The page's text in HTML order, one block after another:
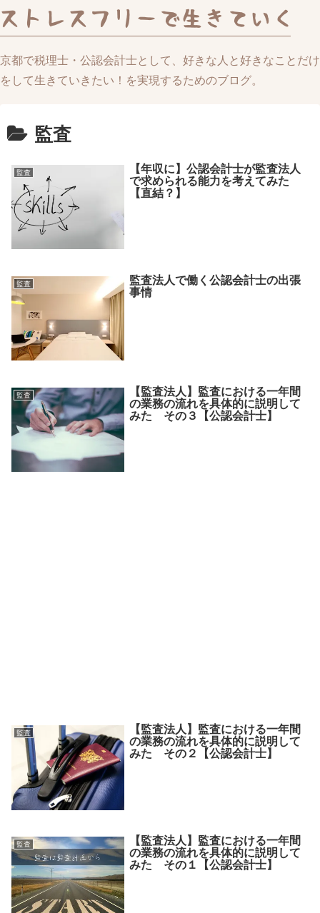
京都で税理士・公認会計士として、好きな人と好きなことだけ
をして生きていきたい！を実現するためのブログ。
監査
監査
【年収に】公認会計士が監査法人
で求められる能力を考えてみた
【直結？】
監査
監査法人で働く公認会計士の出張
事情
監査
【監査法人】監査における一年間
の業務の流れを具体的に説明して
みた その３【公認会計士】
監査
【監査法人】監査における一年間
の業務の流れを具体的に説明して
みた その２【公認会計士】
監査
【監査法人】監査における一年間
の業務の流れを具体的に説明して
みた その１【公認会計士】